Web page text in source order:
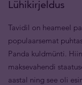
Lühikirjeldus
Tavidil on heameel
populaarsemat
Panda kuldmünti.
maksevahendi
aastal ning see oli